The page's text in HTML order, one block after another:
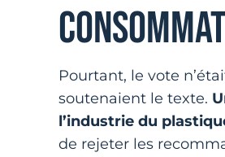
Pourtant, le vote
soutenaient le texte.
l’industrie du
de rejeter les